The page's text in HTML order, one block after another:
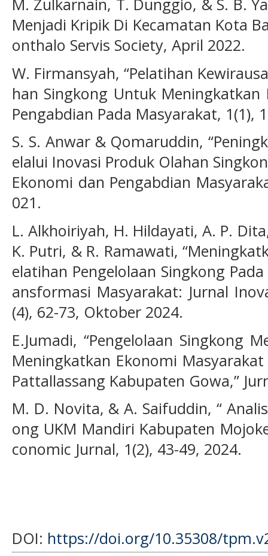
M. Zulkarnain, T. Dunggio, & S. B.
Menjadi Kripik Di Kecamatan Kota
onthalo Servis Society, April 2022.
W. Firmansyah, “Pelatihan
han Singkong Untuk Meningkatkan
Pengabdian Pada Masyarakat, 1(1),
S. S. Anwar & Qomaruddin,
elalui Inovasi Produk Olahan
Ekonomi dan Pengabdian
021.
L. Alkhoiriyah, H. Hildayati, A. P.
K. Putri, & R. Ramawati,
elatihan Pengelolaan Singkong
ansformasi Masyarakat: Jurnal
(4), 62-73, Oktober 2024.
E.Jumadi, “Pengelolaan Singkong
Meningkatkan Ekonomi
Pattallassang Kabupaten Gowa,”
M. D. Novita, & A. Saifuddin, “
ong UKM Mandiri Kabupaten
conomic Jurnal, 1(2), 43-49, 2024.
DOI: https://doi.org/10.35308/